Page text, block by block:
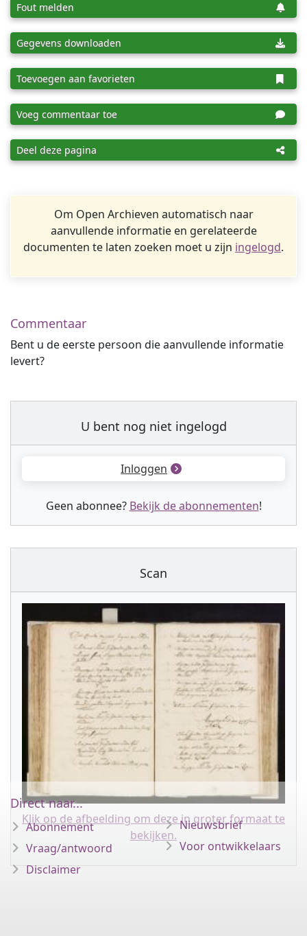
Fout melden
Gegevens downloaden
Toevoegen aan favorieten
Voeg commentaar toe
Deel deze pagina
Om Open Archieven automatisch naar
aanvullende informatie en gerelateerde
documenten te laten zoeken moet u zijn ingelogd.
Commentaar
Bent u de eerste persoon die aanvullende informatie
levert?
U bent nog niet ingelogd
Inloggen
Geen abonnee? Bekijk de abonnementen!
Scan
Klik op de afbeelding om deze in groter formaat te
bekijken.
Direct naar...
Abonnement
Vraag/antwoord
Disclaimer
Nieuwsbrief
Voor ontwikkelaars